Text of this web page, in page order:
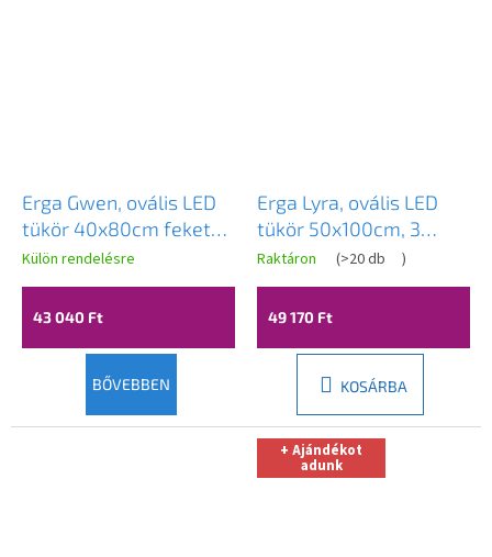
Erga Gwen, ovális LED
tükör 40x80cm fekete
fém keretben, 3 világos
szín, elülső világítás,
páramentes fűtőpárna,
Külön rendelésre
43 040 Ft
BŐVEBBEN
Erga Lyra, ovális LED
tükör 50x100cm, 3
fényszín, első és hátsó
világítás, páramentes
fűtőpárna, ERG-V01-
Raktáron (>20 db )
49 170 Ft
KOSÁRBA
+ Ajándékot
adunk